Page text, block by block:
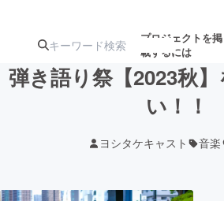
プロジェクトを掲
載するには
ターン
ジェクト
募集
ロジ
弾き語り祭【2023秋
い！！
ヨシタケキャスト 音楽